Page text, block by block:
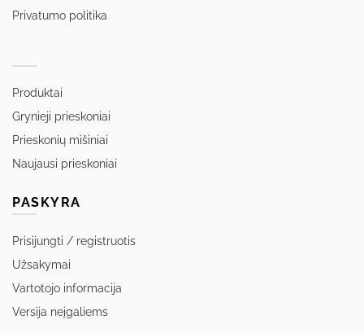
Privatumo politika
Produktai
Grynieji prieskoniai
Prieskonių mišiniai
Naujausi prieskoniai
PASKYRA
Prisijungti / registruotis
Užsakymai
Vartotojo informacija
Versija neįgaliems